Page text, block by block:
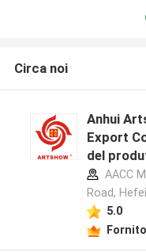
Circa noi
Anhui
Export
del
AACC
Road,
5.0